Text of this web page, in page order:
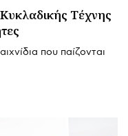
Τέχνης
που παίζονται